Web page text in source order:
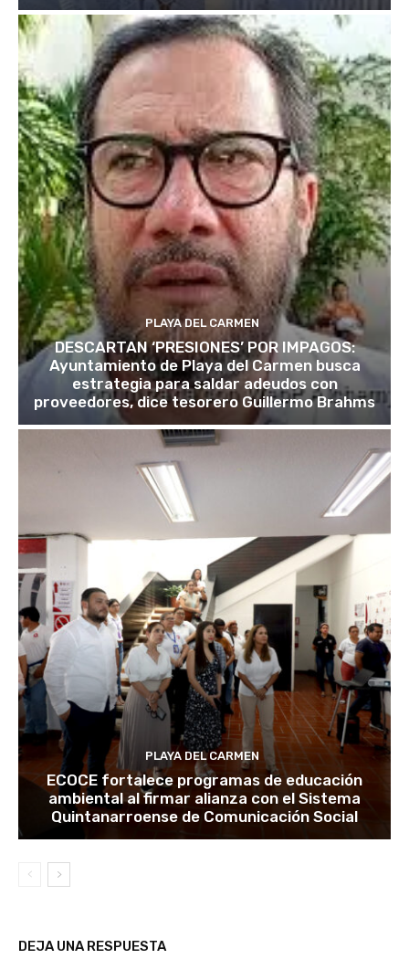
PLAYA DEL CARMEN
DESCARTAN ‘PRESIONES’ POR IMPAGOS:
Ayuntamiento de Playa del Carmen busca
estrategia para saldar adeudos con
proveedores, dice tesorero Guillermo Brahms
PLAYA DEL CARMEN
ECOCE fortalece programas de educación
ambiental al firmar alianza con el Sistema
Quintanarroense de Comunicación Social
DEJA UNA RESPUESTA